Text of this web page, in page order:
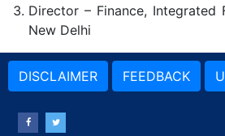
Director – Finance, Integrated
New Delhi
DISCLAIMER FEEDBACK